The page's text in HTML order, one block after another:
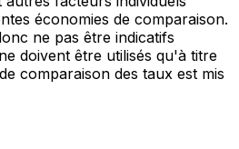
économies de comparaison.
ne pas être indicatifs
doivent être utilisés qu'à titre
comparaison des taux est mis